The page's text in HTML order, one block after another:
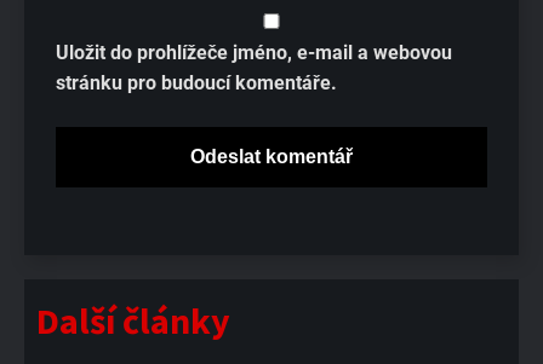
Uložit do prohlížeče jméno, e-mail a webovou
stránku pro budoucí komentáře.
Další články